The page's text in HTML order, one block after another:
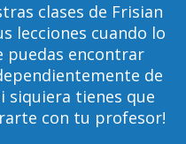
clases de Frisian
lecciones cuando lo
puedas encontrar
de
siquiera tienes que
con tu profesor!